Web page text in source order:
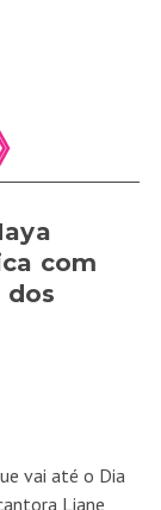
com
dos
vai até o Dia
Liane